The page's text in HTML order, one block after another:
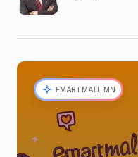
EMARTMALL.MN